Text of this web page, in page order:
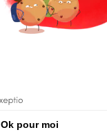
Ok pour moi